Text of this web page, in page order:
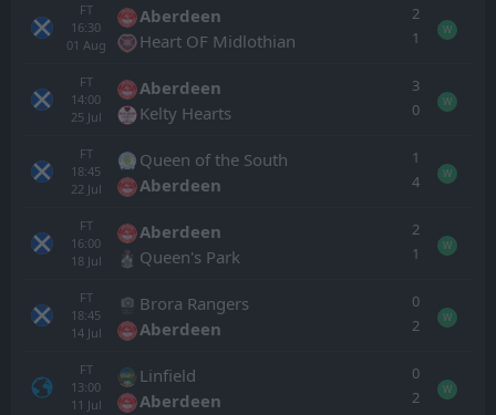
FT
16:30
01 Aug
Aberdeen
Heart OF Midlothian
2
1
W
FT
14:00
25 Jul
Aberdeen
Kelty Hearts
3
0
W
FT
18:45
22 Jul
Queen of the South
Aberdeen
1
4
W
FT
16:00
18 Jul
Aberdeen
Queen's Park
2
1
W
FT
18:45
14 Jul
Brora Rangers
Aberdeen
0
2
W
FT
13:00
11 Jul
Linfield
Aberdeen
0
2
W